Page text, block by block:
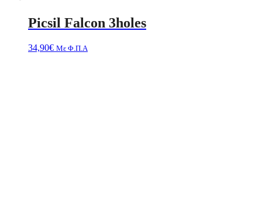
Picsil Falcon 3holes
34,90€ Με Φ.Π.Α